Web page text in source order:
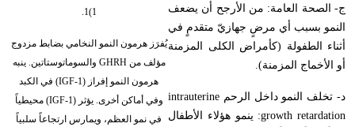
1)1.
يُفرَز هرمون النمو النخامي بضابط مزدوج
مؤلف من GHRH والسوماتوستاتين. ينبه
هرمون النمو إفراز (IGF-1) في الكبد
وفي أماكن أخرى. يؤثر (IGF-1) محيطياً
في نمو العظم، ويمارس ارتجاعاً سلبياً
ج- الصحة العامة: من الأرجح أن يضعف
النمو بسبب أي مرضٍ جهازيّ متقدمٍ في
أثناء الطفولة (كأمراض الكلى المزمنة
أو الأخماج المزمنة).
د- تخلف النمو داخل الرحم intrauterine
growth retardation: ينمو هؤلاء الأطفال